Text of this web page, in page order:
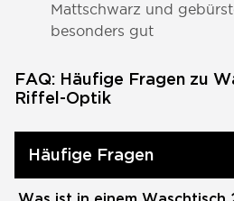
Mattschwarz und
besonders gut
FAQ: Häufige Fragen zu
Riffel-Optik
Häufige Fragen